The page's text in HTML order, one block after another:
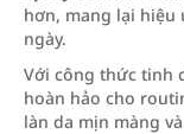
hơn, mang lại
ngày.
Với công thức tinh
hoàn hảo cho
làn da mịn màng